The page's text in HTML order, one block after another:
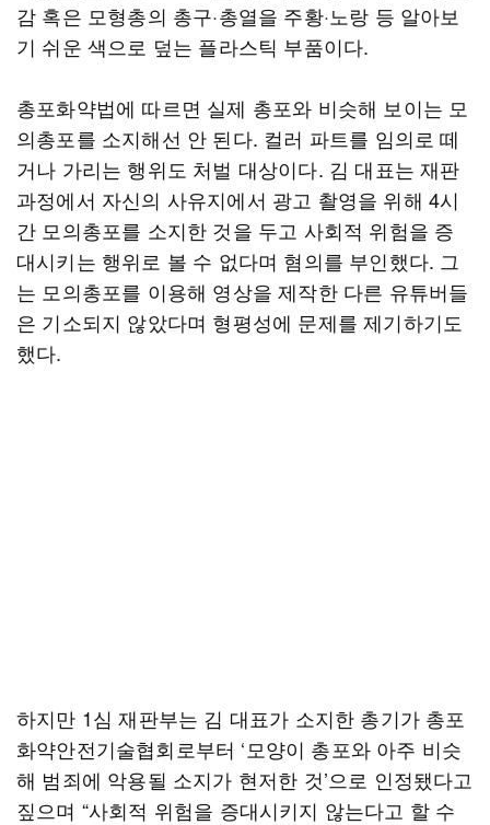
감 혹은 모형총의 총구·총열을 주황·노랑 등 알아보
기 쉬운 색으로 덮는 플라스틱 부품이다.
총포화약법에 따르면 실제 총포와 비슷해 보이는 모
의총포를 소지해선 안 된다. 컬러 파트를 임의로 떼
거나 가리는 행위도 처벌 대상이다. 김 대표는 재판
과정에서 자신의 사유지에서 광고 촬영을 위해 4시
간 모의총포를 소지한 것을 두고 사회적 위험을 증
대시키는 행위로 볼 수 없다며 혐의를 부인했다. 그
는 모의총포를 이용해 영상을 제작한 다른 유튜버들
은 기소되지 않았다며 형평성에 문제를 제기하기도
했다.
하지만 1심 재판부는 김 대표가 소지한 총기가 총포
화약안전기술협회로부터 ‘모양이 총포와 아주 비슷
해 범죄에 악용될 소지가 현저한 것’으로 인정됐다고
짚으며 “사회적 위험을 증대시키지 않는다고 할 수